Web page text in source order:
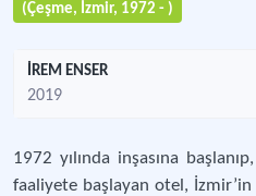
(Çeşme, İzmir, 1972 - )
İREM ENSER
2019
1972 yılında inşasına
faaliyete başlayan otel, İzmir’in